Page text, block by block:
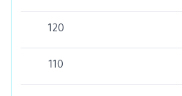
120
110